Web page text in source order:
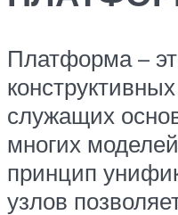
Платформа –
служащих
многих
принцип
узлов